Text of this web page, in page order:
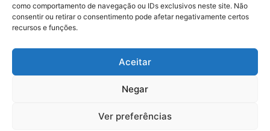
como comportamento de navegação ou IDs exclusivos neste site. Não
consentir ou retirar o consentimento pode afetar negativamente certos
recursos e funções.
Aceitar
Negar
Ver preferências
(11) 3017-0999
São Paulo
Alameda Campinas, 1100 – 3°Andar,